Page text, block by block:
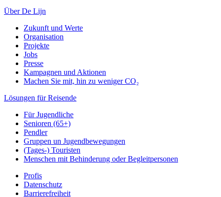
Über De Lijn
Zukunft und Werte
Organisation
Projekte
Jobs
Presse
Kampagnen und Aktionen
Machen Sie mit, hin zu weniger CO₂
Lösungen für Reisende
Für Jugendliche
Senioren (65+)
Pendler
Gruppen un Jugendbewegungen
(Tages-) Touristen
Menschen mit Behinderung oder Begleitpersonen
Profis
Datenschutz
Barrierefreiheit